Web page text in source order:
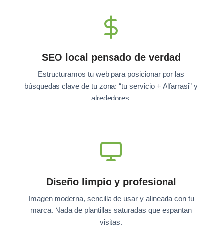
SEO local pensado de verdad
Estructuramos tu web para posicionar por las
búsquedas clave de tu zona: “tu servicio + Alfarrasi” y
alrededores.
Diseño limpio y profesional
Imagen moderna, sencilla de usar y alineada con tu
marca. Nada de plantillas saturadas que espantan
visitas.